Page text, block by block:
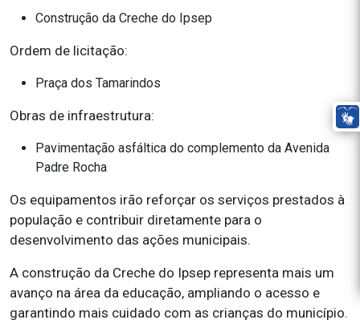
Construção da Creche do Ipsep
Ordem de licitação:
Praça dos Tamarindos
Obras de infraestrutura:
Pavimentação asfáltica do complemento da Avenida
Padre Rocha
Os equipamentos irão reforçar os serviços prestados à
população e contribuir diretamente para o
desenvolvimento das ações municipais.
A construção da Creche do Ipsep representa mais um
avanço na área da educação, ampliando o acesso e
garantindo mais cuidado com as crianças do município.